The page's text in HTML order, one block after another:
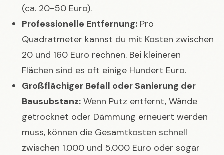
(ca. 20-50 Euro).
Professionelle Entfernung: Pro
Quadratmeter kannst du mit Kosten zwischen
20 und 160 Euro rechnen. Bei kleineren
Flächen sind es oft einige Hundert Euro.
Großflächiger Befall oder Sanierung der
Bausubstanz: Wenn Putz entfernt, Wände
getrocknet oder Dämmung erneuert werden
muss, können die Gesamtkosten schnell
zwischen 1.000 und 5.000 Euro oder sogar